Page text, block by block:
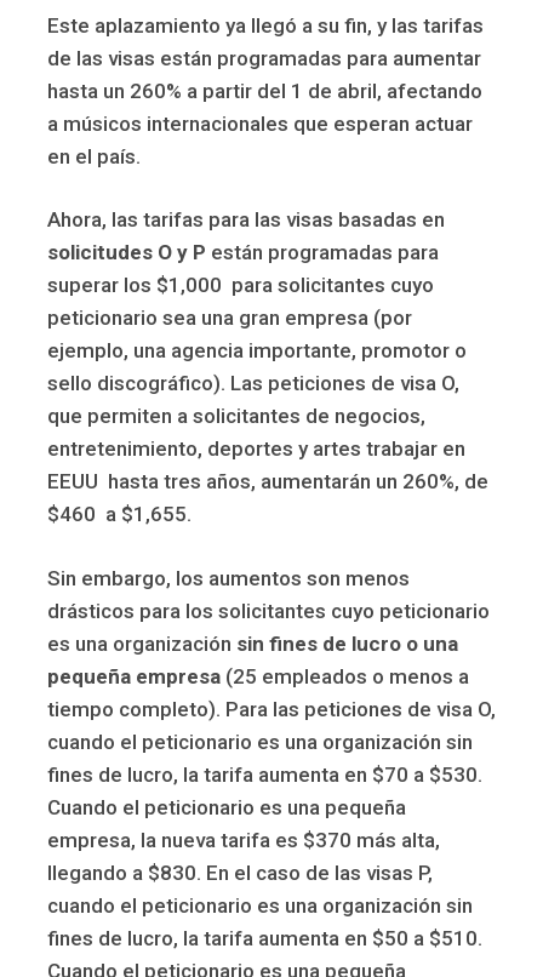
Este aplazamiento ya llegó a su fin, y las tarifas
de las visas están programadas para aumentar
hasta un 260% a partir del 1 de abril, afectando
a músicos internacionales que esperan actuar
en el país.
Ahora, las tarifas para las visas basadas en
solicitudes O y P están programadas para
superar los $1,000 para solicitantes cuyo
peticionario sea una gran empresa (por
ejemplo, una agencia importante, promotor o
sello discográfico). Las peticiones de visa O,
que permiten a solicitantes de negocios,
entretenimiento, deportes y artes trabajar en
EEUU hasta tres años, aumentarán un 260%, de
$460 a $1,655.
Sin embargo, los aumentos son menos
drásticos para los solicitantes cuyo peticionario
es una organización sin fines de lucro o una
pequeña empresa (25 empleados o menos a
tiempo completo). Para las peticiones de visa O,
cuando el peticionario es una organización sin
fines de lucro, la tarifa aumenta en $70 a $530.
Cuando el peticionario es una pequeña
empresa, la nueva tarifa es $370 más alta,
llegando a $830. En el caso de las visas P,
cuando el peticionario es una organización sin
fines de lucro, la tarifa aumenta en $50 a $510.
Cuando el peticionario es una pequeña